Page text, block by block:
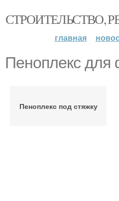
СТРОИТЕЛЬСТВО,
главная
Пеноплекс для
Пеноплекс под стяжку